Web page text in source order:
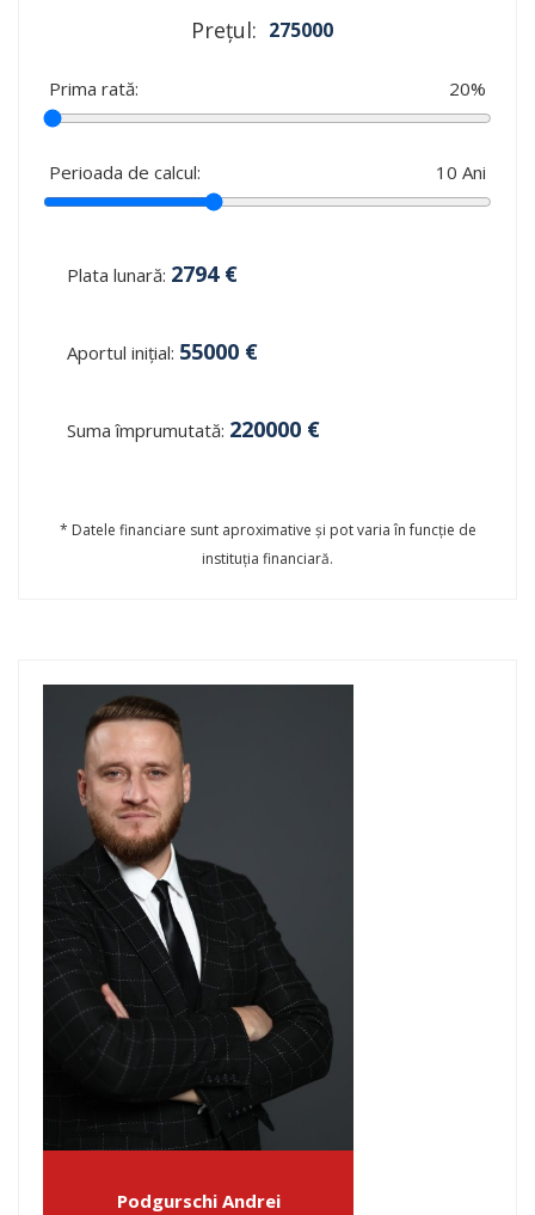
Prețul: 275000
Prima rată: 20%
Perioada de calcul: 10 Ani
Plata lunară: 2794€
Aportul inițial: 55000 €
Suma împrumutată: 220000 €
* Datele financiare sunt aproximative și pot varia în funcție de
instituția financiară.
Podgurschi Andrei